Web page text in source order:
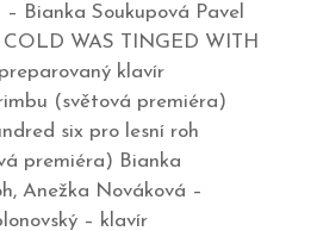
Bianka Soukupová Pavel
WAS TINGED WITH
klavír
(světová premiéra)
six pro lesní roh
premiéra) Bianka
Anežka Nováková –
– klavír